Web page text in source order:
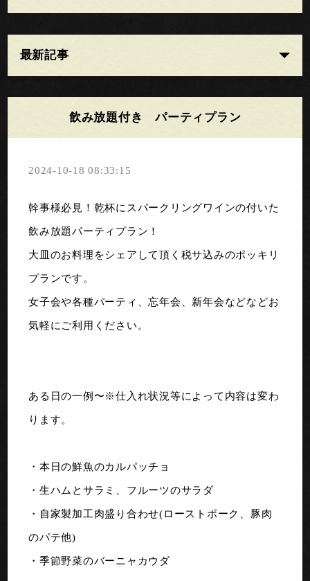
最新記事
飲み放題付き パーティプラン
2024-10-18 08:33:15
幹事様必見！乾杯にスパークリングワインの付いた
飲み放題パーティプラン！
大皿のお料理をシェアして頂く税サ込みのポッキリ
プランです。
女子会や各種パーティ、忘年会、新年会などなどお
気軽にご利用ください。
ある日の一例〜※仕入れ状況等によって内容は変わ
ります。
・本日の鮮魚のカルパッチョ
・生ハムとサラミ、フルーツのサラダ
・自家製加工肉盛り合わせ(ローストポーク、豚肉
のパテ他)
・季節野菜のバーニャカウダ